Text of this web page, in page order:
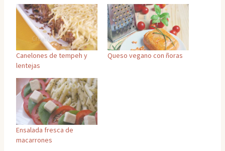
Canelones de tempeh y
lentejas
Queso vegano con ñoras
Ensalada fresca de
macarrones